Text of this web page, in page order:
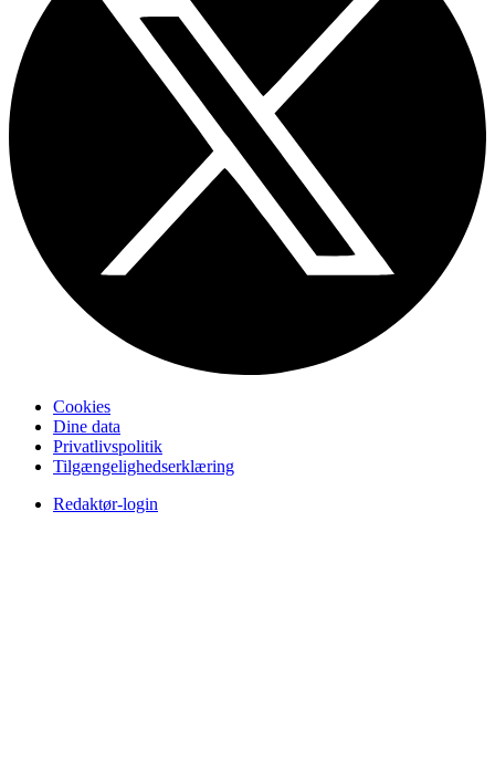
Cookies
Dine data
Privatlivspolitik
Tilgængelighedserklæring
Redaktør-login